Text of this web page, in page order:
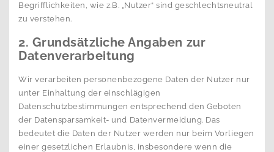
Begrifflichkeiten, wie z.B. „Nutzer“ sind geschlechtsneutral
zu verstehen.
2. Grundsätzliche Angaben zur
Datenverarbeitung
Wir verarbeiten personenbezogene Daten der Nutzer nur
unter Einhaltung der einschlägigen
Datenschutzbestimmungen entsprechend den Geboten
der Datensparsamkeit- und Datenvermeidung. Das
bedeutet die Daten der Nutzer werden nur beim Vorliegen
einer gesetzlichen Erlaubnis, insbesondere wenn die